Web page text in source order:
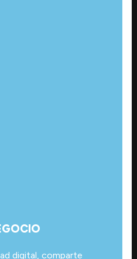
digital, comparte